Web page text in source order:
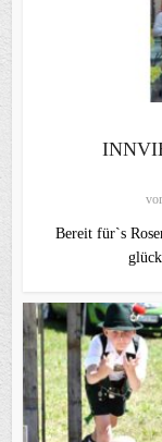
Bereit für`s